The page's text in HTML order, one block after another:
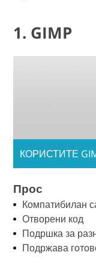
1. GIMP
КОРИСТИТЕ
Прос
Компатибилан
Отворени код
Подршка за
Подржава